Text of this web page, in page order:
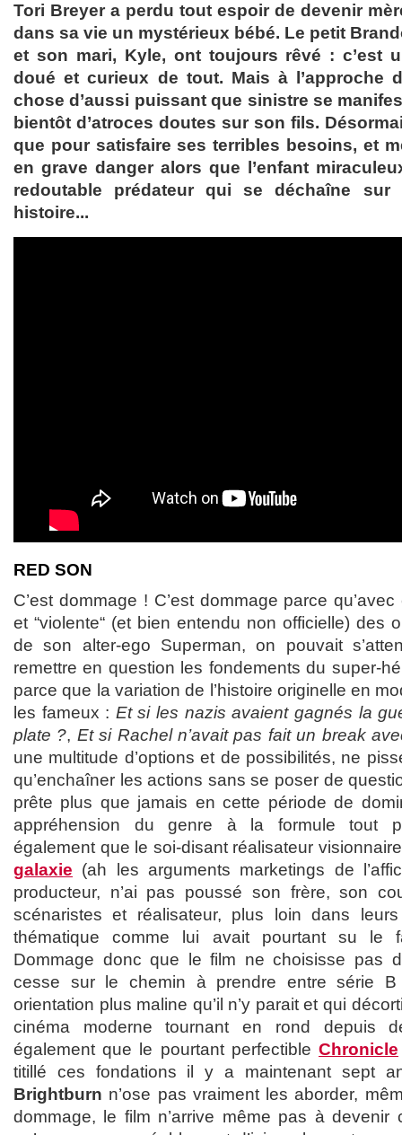
Tori Breyer a perdu tout espoir de devenir
dans sa vie un mystérieux bébé. Le petit
et son mari, Kyle, ont toujours rêvé : c’est
doué et curieux de tout. Mais à l’approche
chose d’aussi puissant que sinistre se
bientôt d’atroces doutes sur son fils.
que pour satisfaire ses terribles besoins, et
en grave danger alors que l’enfant
redoutable prédateur qui se déchaîne
histoire...
RED SON
C’est dommage ! C’est dommage parce
et “violente“ (et bien entendu non officielle) des
de son alter-ego Superman, on pouvait
remettre en question les fondements du super-
parce que la variation de l’histoire originelle en
les fameux : Et si les nazis avaient gagnés la
plate ?, Et si Rachel n’avait pas fait un break
une multitude d’options et de possibilités, ne
qu’enchaîner les actions sans se poser de
prête plus que jamais en cette période de
appréhension du genre à la formule tout
également que le soi-disant réalisateur
galaxie (ah les arguments marketings de
producteur, n’ai pas poussé son frère, son
scénaristes et réalisateur, plus loin dans
thématique comme lui avait pourtant su
Dommage donc que le film ne choisisse pas
cesse sur le chemin à prendre entre série B
orientation plus maline qu’il n’y parait et qui
cinéma moderne tournant en rond depuis
également que le pourtant perfectible Chronicle
titillé ces fondations il y a maintenant sept
Brightburn n’ose pas vraiment les aborder,
dommage, le film n’arrive même pas à devenir